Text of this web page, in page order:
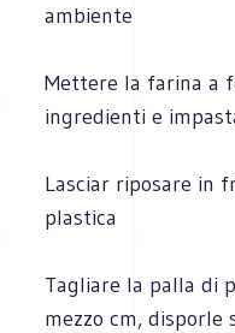
ambiente
Mettere la farina a
ingredienti e
Lasciar riposare in
plastica
Tagliare la palla di
mezzo cm, disporle